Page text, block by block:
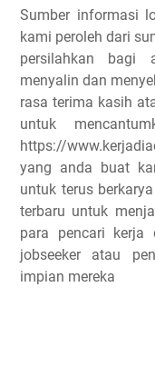
Sumber informasi
kami peroleh dari
persilahkan bagi
menyalin dan
rasa terima kasih
untuk
https://
yang anda buat
untuk terus
terbaru untuk
para pencari kerja
jobseeker atau
impian mereka